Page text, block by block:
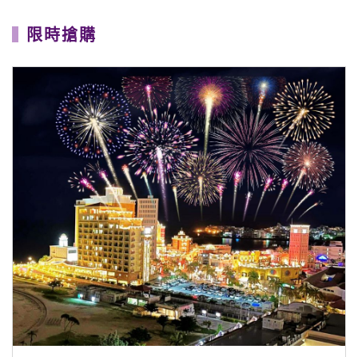
限時搶購